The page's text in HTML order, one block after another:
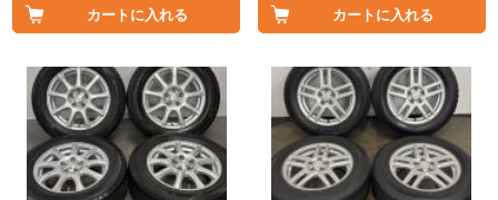
カートに入れる カートに入れる